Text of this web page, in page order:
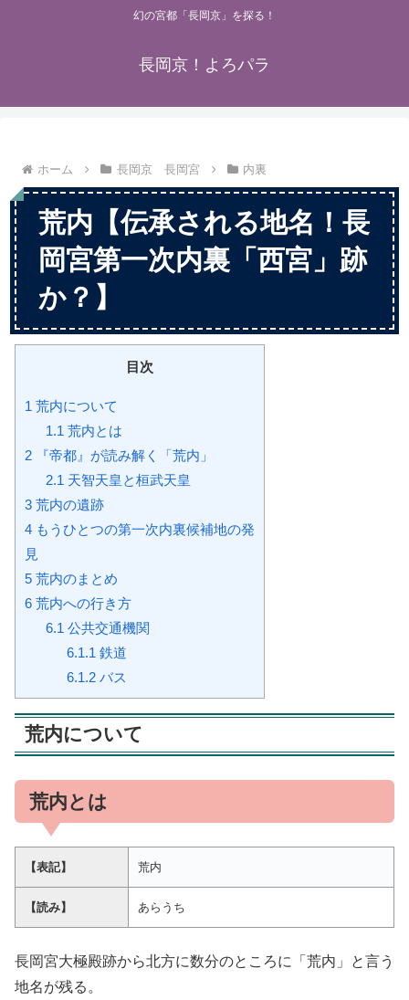
幻の宮都「長岡京」を探る！
長岡京！よろパラ
ホーム 長岡京 長岡宮 内裏
荒内【伝承される地名！長
岡宮第一次内裏「西宮」跡
か？】
目次
1 荒内について
1.1 荒内とは
2 『帝都』が読み解く「荒内」
2.1 天智天皇と桓武天皇
3 荒内の遺跡
4 もうひとつの第一次内裏候補地の発
見
5 荒内のまとめ
6 荒内への行き方
6.1 公共交通機関
6.1.1 鉄道
6.1.2バス
荒内について
荒内とは
【表記】 荒内
【読み】 あらうち
長岡宮大極殿跡から北方に数分のところに「荒内」と言う
地名が残る。